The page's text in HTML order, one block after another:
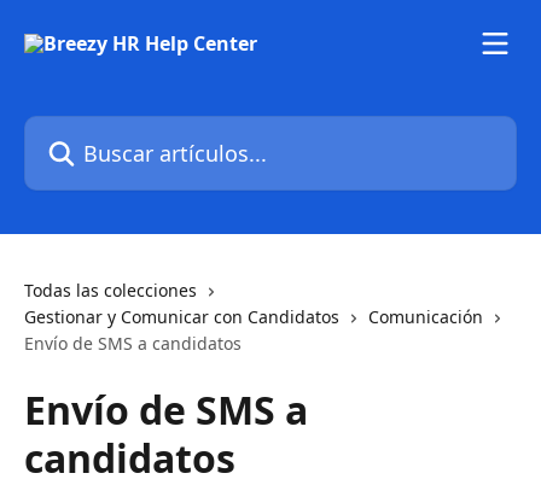
Buscar artículos...
Todas las colecciones
Gestionar y Comunicar con Candidatos
Comunicación
Envío de SMS a candidatos
Envío de SMS a
candidatos